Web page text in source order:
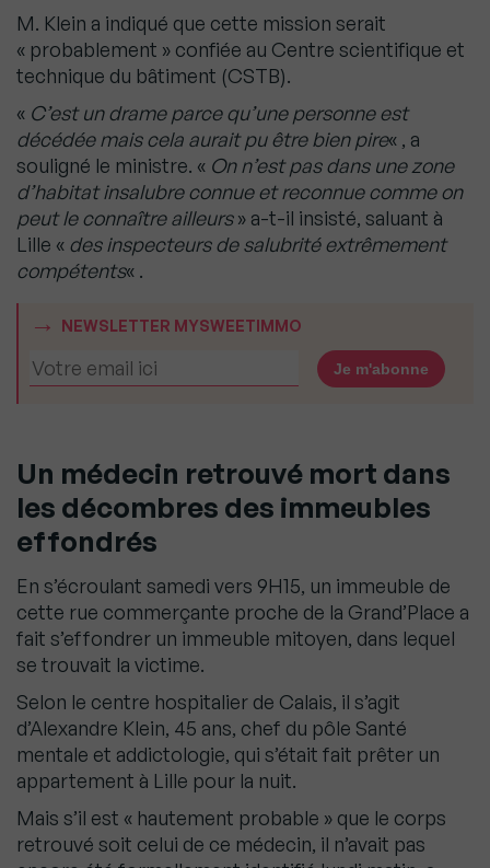
M. Klein a indiqué que cette mission serait
« probablement » confiée au Centre scientifique et
technique du bâtiment (CSTB).
« C’est un drame parce qu’une personne est
décédée mais cela aurait pu être bien pire« , a
souligné le ministre. « On n’est pas dans une zone
d’habitat insalubre connue et reconnue comme on
peut le connaître ailleurs» a-t-il insisté, saluant à
Lille « des inspecteurs de salubrité extrêmement
compétents« .
NEWSLETTER MYSWEETIMMO
Un médecin retrouvé mort dans
les décombres des immeubles
effondrés
En s’écroulant samedi vers 9H15, un immeuble de
cette rue commerçante proche de la Grand’Place a
fait s’effondrer un immeuble mitoyen, dans lequel
se trouvait la victime.
Selon le centre hospitalier de Calais, il s’agit
d’Alexandre Klein, 45 ans, chef du pôle Santé
mentale et addictologie, qui s’était fait prêter un
appartement à Lille pour la nuit.
Mais s’il est « hautement probable » que le corps
retrouvé soit celui de ce médecin, il n’avait pas